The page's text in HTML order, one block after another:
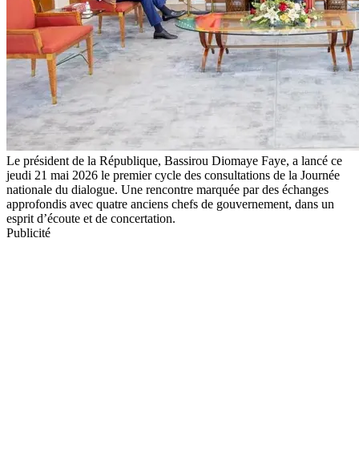
Le président de la République, Bassirou Diomaye Faye, a lancé ce
jeudi 21 mai 2026 le premier cycle des consultations de la Journée
nationale du dialogue. Une rencontre marquée par des échanges
approfondis avec quatre anciens chefs de gouvernement, dans un
esprit d’écoute et de concertation.
Publicité